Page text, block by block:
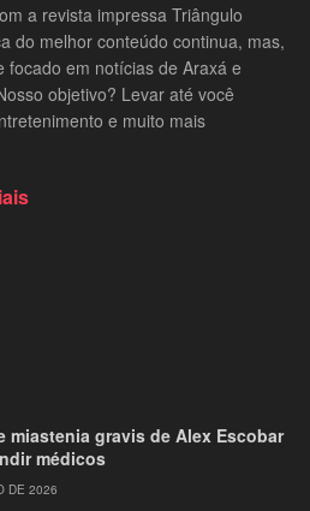
a revista impressa Triângulo
do melhor conteúdo continua, mas,
focado em notícias de Araxá e
objetivo? Levar até você
e muito mais
miastenia gravis de Alex Escobar
médicos
DE 2026